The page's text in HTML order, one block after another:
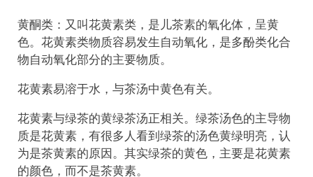
黄酮类：又叫花黄素类，是儿茶素的氧化体，呈黄
色。花黄素类物质容易发生自动氧化，是多酚类化合
物自动氧化部分的主要物质。
花黄素易溶于水，与茶汤中黄色有关。
花黄素与绿茶的黄绿茶汤正相关。绿茶汤色的主导物
质是花黄素，有很多人看到绿茶的汤色黄绿明亮，认
为是茶黄素的原因。其实绿茶的黄色，主要是花黄素
的颜色，而不是茶黄素。